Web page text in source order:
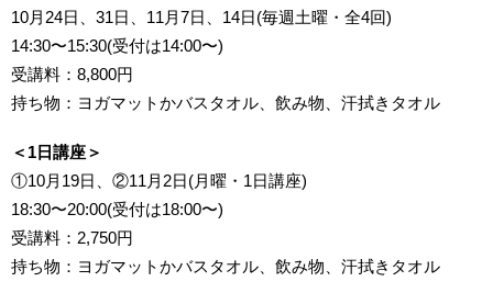
10月24日、31日、11月7日、14日(毎週土曜・全4回)
14:30〜15:30(受付は14:00〜)
受講料：8,800円
持ち物：ヨガマットかバスタオル、飲み物、汗拭きタオル
＜1日講座＞
①10月19日、②11月2日(月曜・1日講座)
18:30〜20:00(受付は18:00〜)
受講料：2,750円
持ち物：ヨガマットかバスタオル、飲み物、汗拭きタオル